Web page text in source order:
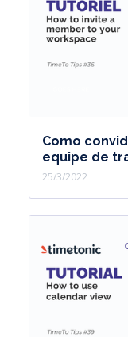
Como
equipe de
25/3/2022